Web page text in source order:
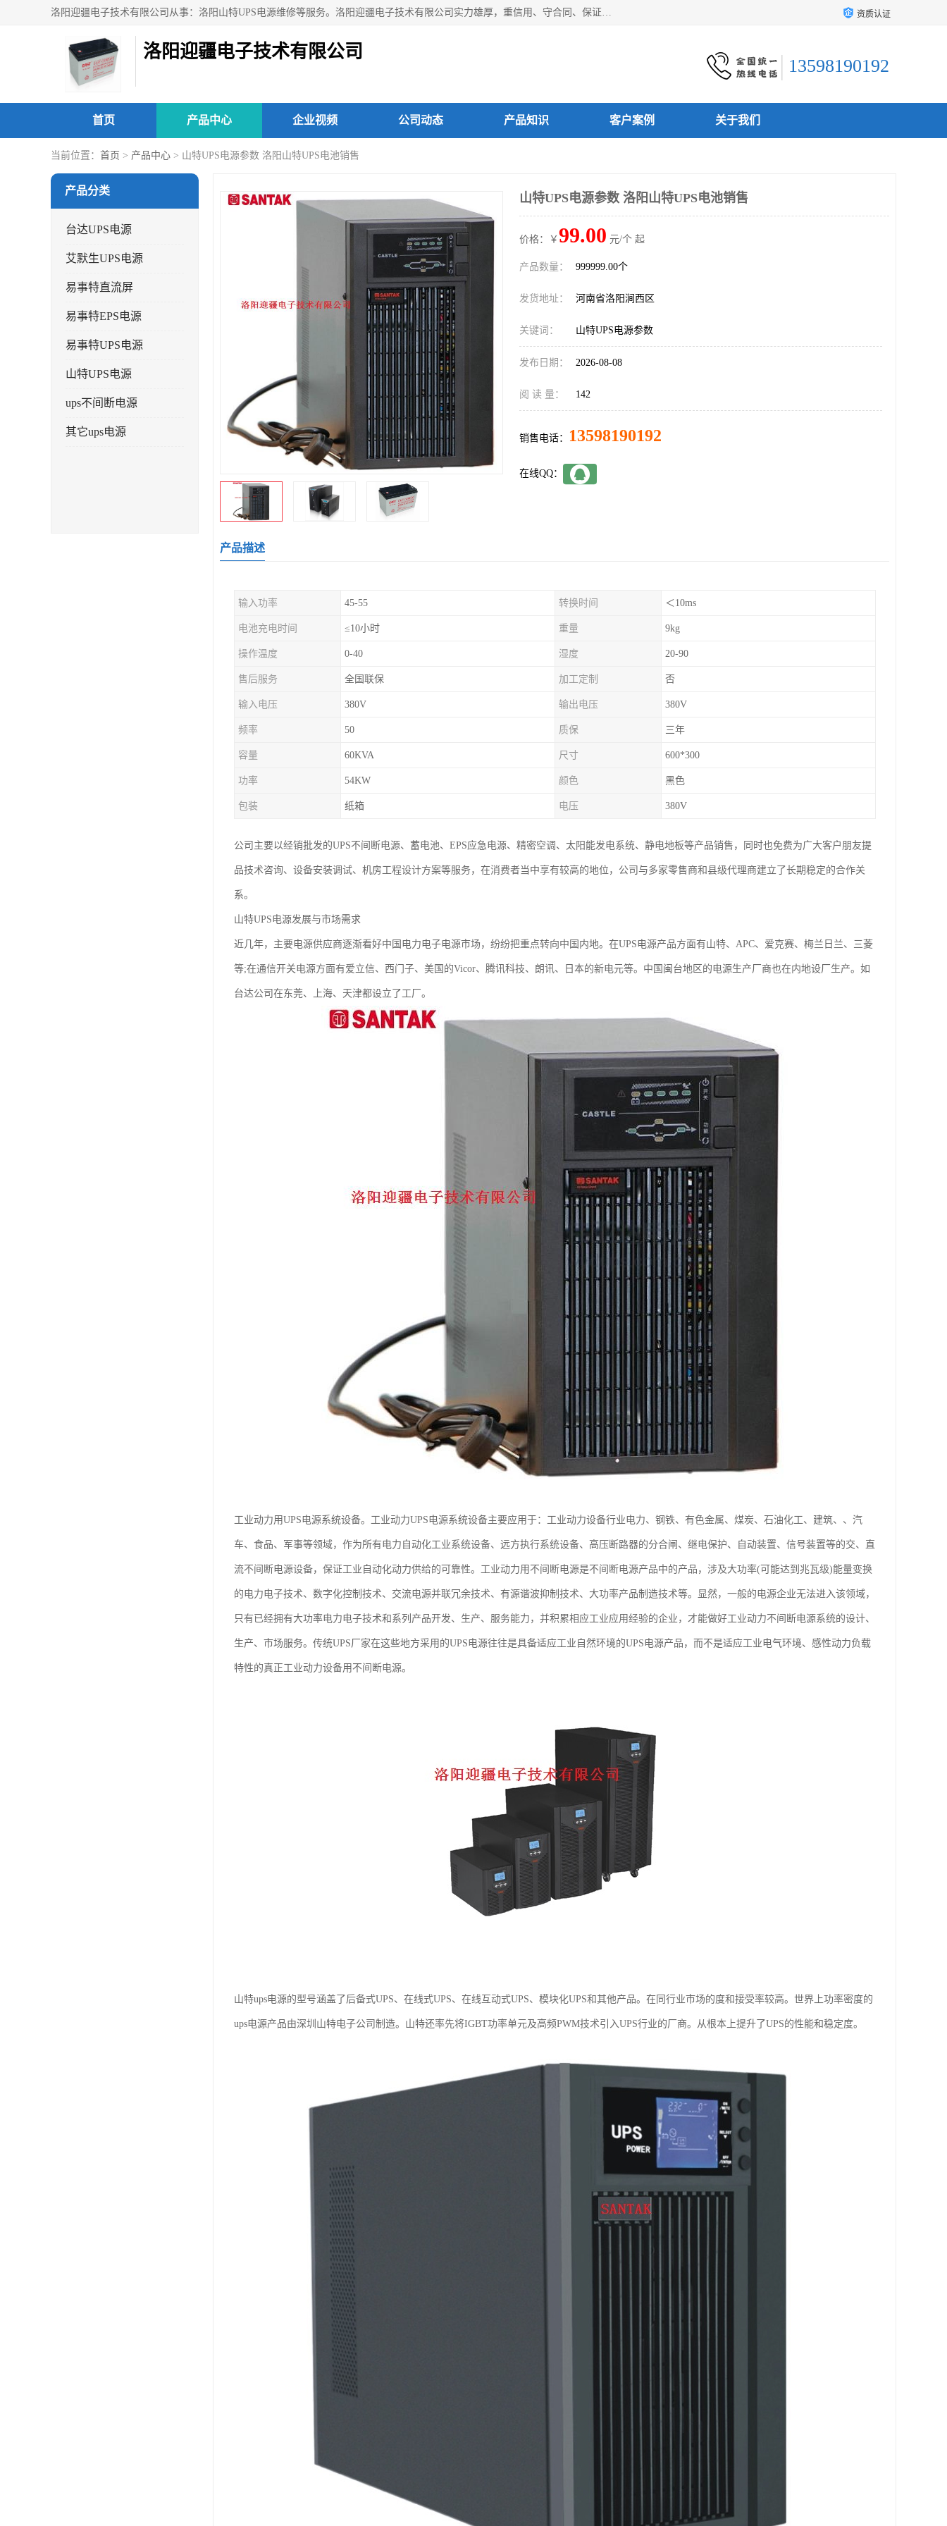
洛阳迎疆电子技术有限公司从事：洛阳山特UPS电源维修等服务。洛阳迎疆电子技术有限公司实力雄厚，重信用、守合同、保证产品质量，以多品种经营特色和薄利多销的原则，赢得了广大客户的信任。公司的宗旨——用服务求发展，用质量求生存！ 资质认证
洛阳迎疆电子技术有限公司
13598190192
首页 产品中心 企业视频 公司动态 产品知识 客户案例 关于我们
当前位置： 首页 > 产品中心 > 山特UPS电源参数 洛阳山特UPS电池销售
产品分类
台达UPS电源
艾默生UPS电源
易事特直流屏
易事特EPS电源
易事特UPS电源
山特UPS电源
ups不间断电源
其它ups电源
山特UPS电源参数 洛阳山特UPS电池销售
价格：￥ 99.00 元/个 起
产品数量： 999999.00个
发货地址： 河南省洛阳涧西区
关键词： 山特UPS电源参数
发布日期： 2026-08-08
阅 读 量： 142
销售电话： 13598190192
在线QQ：
产品描述
输入功率 45-55 转换时间 ＜10ms
电池充电时间 ≤10小时 重量 9kg
操作温度 0-40 湿度 20-90
售后服务 全国联保 加工定制 否
输入电压 380V 输出电压 380V
频率 50 质保 三年
容量 60KVA 尺寸 600*300
功率 54KW 颜色 黑色
包装 纸箱 电压 380V
公司主要以经销批发的UPS不间断电源、蓄电池、EPS应急电源、精密空调、太阳能发电系统、静电地板等产品销售，同时也免费为广大客户朋友提
品技术咨询、设备安装调试、机房工程设计方案等服务，在消费者当中享有较高的地位，公司与多家零售商和县级代理商建立了长期稳定的合作关
系。
山特UPS电源发展与市场需求
近几年，主要电源供应商逐渐看好中国电力电子电源市场，纷纷把重点转向中国内地。在UPS电源产品方面有山特、APC、爱克赛、梅兰日兰、三菱
等;在通信开关电源方面有爱立信、西门子、美国的Vicor、腾讯科技、朗讯、日本的新电元等。中国闽台地区的电源生产厂商也在内地设厂生产。如
台达公司在东莞、上海、天津都设立了工厂。
工业动力用UPS电源系统设备。工业动力UPS电源系统设备主要应用于：工业动力设备行业电力、钢铁、有色金属、煤炭、石油化工、建筑、、汽
车、食品、军事等领域，作为所有电力自动化工业系统设备、远方执行系统设备、高压断路器的分合闸、继电保护、自动装置、信号装置等的交、直
流不间断电源设备，保证工业自动化动力供给的可靠性。工业动力用不间断电源是不间断电源产品中的产品，涉及大功率(可能达到兆瓦级)能量变换
的电力电子技术、数字化控制技术、交流电源并联冗余技术、有源谐波抑制技术、大功率产品制造技术等。显然，一般的电源企业无法进入该领域，
只有已经拥有大功率电力电子技术和系列产品开发、生产、服务能力，并积累相应工业应用经验的企业，才能做好工业动力不间断电源系统的设计、
生产、市场服务。传统UPS厂家在这些地方采用的UPS电源往往是具备适应工业自然环境的UPS电源产品，而不是适应工业电气环境、感性动力负载
特性的真正工业动力设备用不间断电源。
山特ups电源的型号涵盖了后备式UPS、在线式UPS、在线互动式UPS、模块化UPS和其他产品。在同行业市场的度和接受率较高。世界上功率密度的
ups电源产品由深圳山特电子公司制造。山特还率先将IGBT功率单元及高频PWM技术引入UPS行业的厂商。从根本上提升了UPS的性能和稳定度。